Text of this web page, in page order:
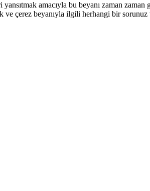
amacıyla bu beyanı zaman
çerez beyanıyla ilgili herhangi bir